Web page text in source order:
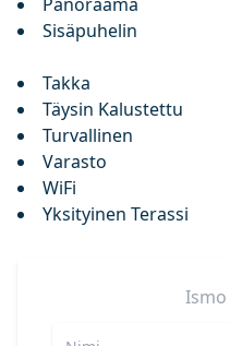
Sisäpuhelin
Takka
Täysin Kalustettu
Turvallinen
Varasto
WiFi
Yksityinen Terassi
Ismo